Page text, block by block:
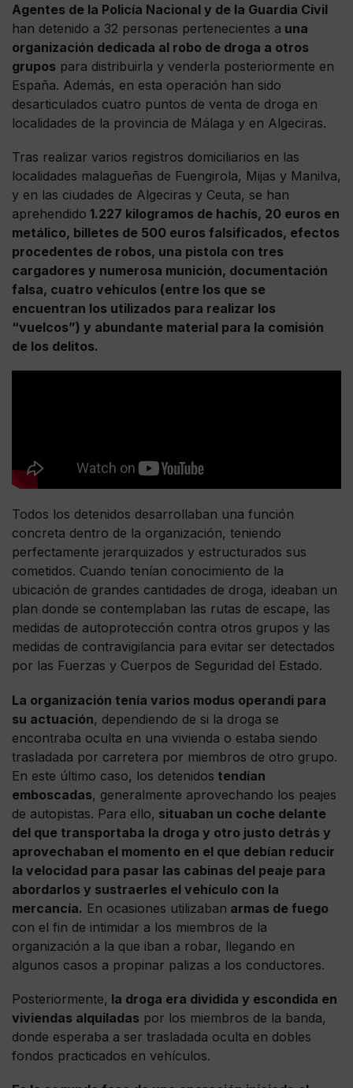
Agentes de la Policía Nacional y de la Guardia Civil
han detenido a 32 personas pertenecientes a una
organización dedicada al robo de droga a otros
grupos para distribuirla y venderla posteriormente en
España. Además, en esta operación han sido
desarticulados cuatro puntos de venta de droga en
localidades de la provincia de Málaga y en Algeciras.
Tras realizar varios registros domiciliarios en las
localidades malagueñas de Fuengirola, Mijas y Manilva,
y en las ciudades de Algeciras y Ceuta, se han
aprehendido 1.227 kilogramos de hachís, 20 euros en
metálico, billetes de 500 euros falsificados, efectos
procedentes de robos, una pistola con tres
cargadores y numerosa munición, documentación
falsa, cuatro vehículos (entre los que se
encuentran los utilizados para realizar los
“vuelcos”) y abundante material para la comisión
de los delitos.
Todos los detenidos desarrollaban una función
concreta dentro de la organización, teniendo
perfectamente jerarquizados y estructurados sus
cometidos. Cuando tenían conocimiento de la
ubicación de grandes cantidades de droga, ideaban un
plan donde se contemplaban las rutas de escape, las
medidas de autoprotección contra otros grupos y las
medidas de contravigilancia para evitar ser detectados
por las Fuerzas y Cuerpos de Seguridad del Estado.
La organización tenía varios modus operandi para
su actuación, dependiendo de si la droga se
encontraba oculta en una vivienda o estaba siendo
trasladada por carretera por miembros de otro grupo.
En este último caso, los detenidos tendían
emboscadas, generalmente aprovechando los peajes
de autopistas. Para ello, situaban un coche delante
del que transportaba la droga y otro justo detrás y
aprovechaban el momento en el que debían reducir
la velocidad para pasar las cabinas del peaje para
abordarlos y sustraerles el vehículo con la
mercancía. En ocasiones utilizaban armas de fuego
con el fin de intimidar a los miembros de la
organización a la que iban a robar, llegando en
algunos casos a propinar palizas a los conductores.
Posteriormente, la droga era dividida y escondida en
viviendas alquiladas por los miembros de la banda,
donde esperaba a ser trasladada oculta en dobles
fondos practicados en vehículos.